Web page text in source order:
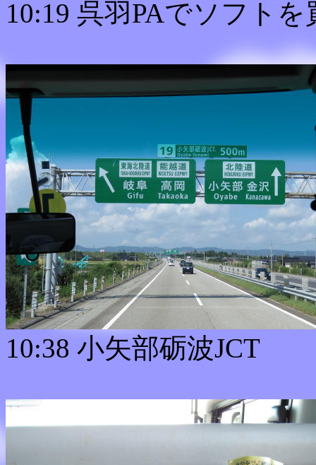
10:19 呉羽PAでソフトを
10:38 小矢部砺波JCT